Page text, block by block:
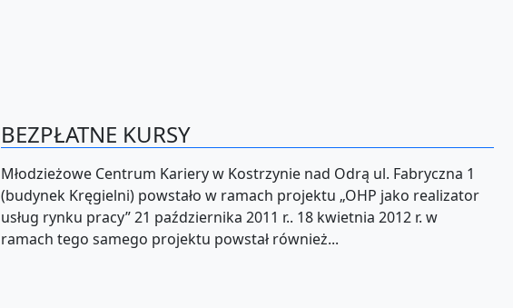
BEZPŁATNE KURSY
Młodzieżowe Centrum Kariery w Kostrzynie nad Odrą ul. Fabryczna 1
(budynek Kręgielni) powstało w ramach projektu „OHP jako realizator
usług rynku pracy” 21 października 2011 r.. 18 kwietnia 2012 r. w
ramach tego samego projektu powstał również...